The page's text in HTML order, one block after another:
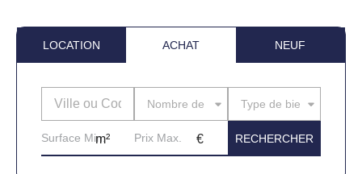
LOCATION ACHAT NEUF
Nombre de piècesType de bien